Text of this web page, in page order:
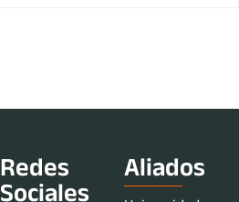
Redes
Sociales
Aliados